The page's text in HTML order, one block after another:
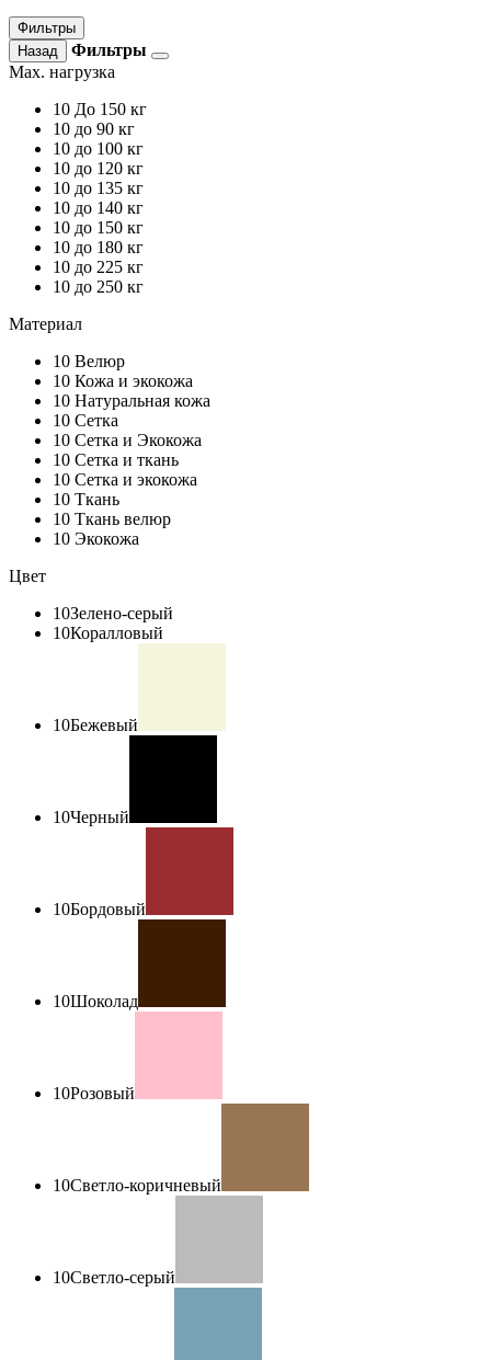
Фильтры
Назад
Фильтры
Max. нагрузка
10 До 150 кг
10 до 90 кг
10 до 100 кг
10 до 120 кг
10 до 135 кг
10 до 140 кг
10 до 150 кг
10 до 180 кг
10 до 225 кг
10 до 250 кг
Материал
10 Велюр
10 Кожа и экокожа
10 Натуральная кожа
10 Сетка
10 Сетка и Экокожа
10 Сетка и ткань
10 Сетка и экокожа
10 Ткань
10 Ткань велюр
10 Экокожа
Цвет
10Зелено-серый
10Коралловый
10Бежевый
10Черный
10Бордовый
10Шоколад
10Розовый
10Светло-коричневый
10Светло-серый